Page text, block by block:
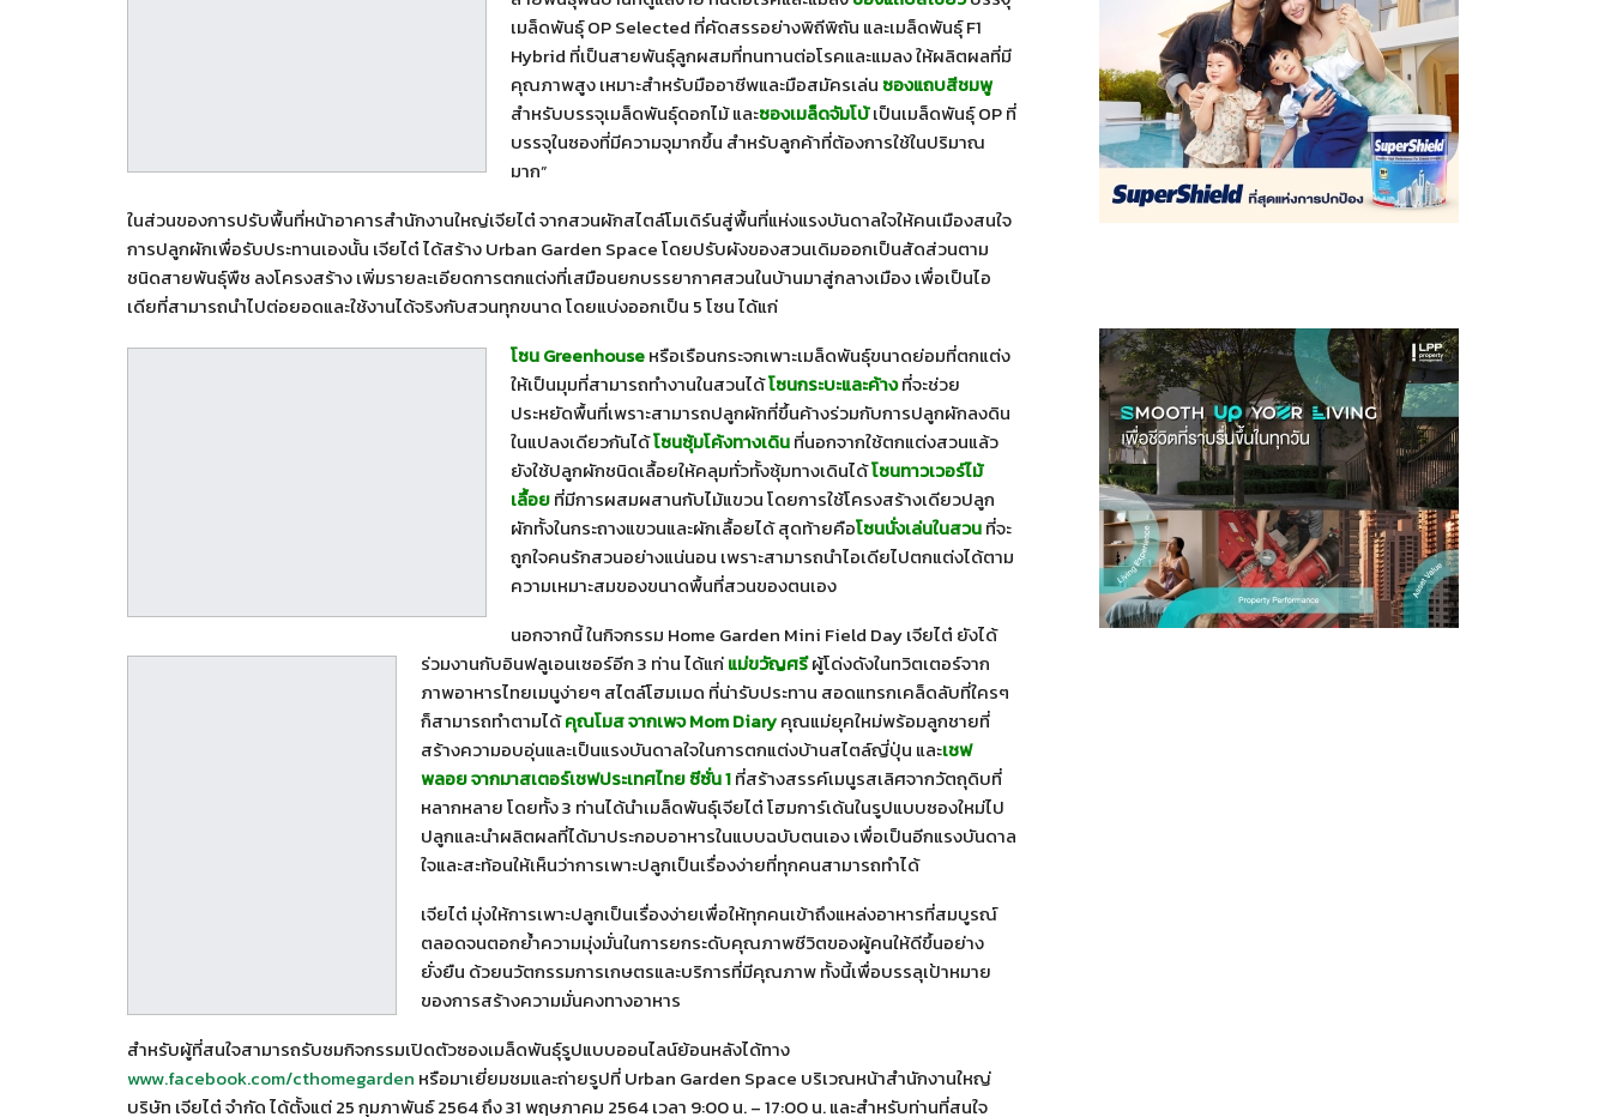
เมล็ดพันธุ์ OP Selected ที่คัดสรรอย่างพิถีพิถัน และเมล็ดพันธุ์ F1
Hybrid ที่เป็นสายพันธุ์ลูกผสมที่ทนทานต่อโรคและแมลง ให้ผลิตผลที่มี
คุณภาพสูง เหมาะสำหรับมืออาชีพและมือสมัครเล่น ซองแถบสีชมพู
สำหรับบรรจุเมล็ดพันธุ์ดอกไม้ และซองเมล็ดจัมโบ้เป็นเมล็ดพันธุ์ OP ที่
บรรจุในซองที่มีความจุมากขึ้น สำหรับลูกค้าที่ต้องการใช้ในปริมาณ
มาก”
ในส่วนของการปรับพื้นที่หน้าอาคารสำนักงานใหญ่เจียไต๋ จากสวนผักสไตล์โมเดิร์นสู่พื้นที่แห่งแรงบันดาลใจให้คนเมืองสนใจ
การปลูกผักเพื่อรับประทานเองนั้น เจียไต๋ ได้สร้าง Urban Garden Space โดยปรับผังของสวนเดิมออกเป็นสัดส่วนตาม
ชนิดสายพันธุ์พืช ลงโครงสร้าง เพิ่มรายละเอียดการตกแต่งที่เสมือนยกบรรยากาศสวนในบ้านมาสู่กลางเมือง เพื่อเป็นไอ
เดียที่สามารถนำไปต่อยอดและใช้งานได้จริงกับสวนทุกขนาด โดยแบ่งออกเป็น 5 โซน ได้แก่
โซนGreenhouseหรือเรือนกระจกเพาะเมล็ดพันธุ์ขนาดย่อมที่ตกแต่ง
ให้เป็นมุมที่สามารถทำงานในสวนได้โซนกระบะและค้างที่จะช่วย
ประหยัดพื้นที่เพราะสามารถปลูกผักที่ขึ้นค้างร่วมกับการปลูกผักลงดิน
ในแปลงเดียวกันได้โซนซุ้มโค้งทางเดินที่นอกจากใช้ตกแต่งสวนแล้ว
ยังใช้ปลูกผักชนิดเลื้อยให้คลุมทั่วทั้งซุ้มทางเดินได้โซนทาวเวอร์ไม้
เลื้อยที่มีการผสมผสานกับไม้แขวน โดยการใช้โครงสร้างเดียวปลูก
ผักทั้งในกระถางแขวนและผักเลื้อยได้ สุดท้ายคือโซนนั่งเล่นในสวนที่จะ
ถูกใจคนรักสวนอย่างแน่นอน เพราะสามารถนำไอเดียไปตกแต่งได้ตาม
ความเหมาะสมของขนาดพื้นที่สวนของตนเอง
นอกจากนี้ ในกิจกรรม Home Garden Mini Field Day เจียไต๋ ยังได้
ร่วมงานกับอินฟลูเอนเซอร์อีก 3 ท่าน ได้แก่แม่ขวัญศรีผู้โด่งดังในทวิตเตอร์จาก
ภาพอาหารไทยเมนูง่ายๆ สไตล์โฮมเมด ที่น่ารับประทาน สอดแทรกเคล็ดลับที่ใครๆ
ก็สามารถทำตามได้คุณโมสจากเพจMom Diaryคุณแม่ยุคใหม่พร้อมลูกชายที่
สร้างความอบอุ่นและเป็นแรงบันดาลใจในการตกแต่งบ้านสไตล์ญี่ปุ่น และเชฟ
พลอย จากมาสเตอร์เชฟประเทศไทย ซีซั่น1ที่สร้างสรรค์เมนูรสเลิศจากวัตถุดิบที่
หลากหลาย โดยทั้ง 3 ท่านได้นำเมล็ดพันธุ์เจียไต๋ โฮมการ์เด้นในรูปแบบซองใหม่ไป
ปลูกและนำผลิตผลที่ได้มาประกอบอาหารในแบบฉบับตนเอง เพื่อเป็นอีกแรงบันดาล
ใจและสะท้อนให้เห็นว่าการเพาะปลูกเป็นเรื่องง่ายที่ทุกคนสามารถทำได้
เจียไต๋ มุ่งให้การเพาะปลูกเป็นเรื่องง่ายเพื่อให้ทุกคนเข้าถึงแหล่งอาหารที่สมบูรณ์
ตลอดจนตอกย้ำความมุ่งมั่นในการยกระดับคุณภาพชีวิตของผู้คนให้ดีขึ้นอย่าง
ยั่งยืน ด้วยนวัตกรรมการเกษตรและบริการที่มีคุณภาพ ทั้งนี้เพื่อบรรลุเป้าหมาย
ของการสร้างความมั่นคงทางอาหาร
สำหรับผู้ที่สนใจสามารถรับชมกิจกรรมเปิดตัวซองเมล็ดพันธุ์รูปแบบออนไลน์ย้อนหลังได้ทาง
www.facebook.com/cthomegarden หรือมาเยี่ยมชมและถ่ายรูปที่ Urban Garden Space บริเวณหน้าสำนักงานใหญ่
บริษัท เจียไต๋ จำกัด ได้ตั้งแต่ 25 กุมภาพันธ์ 2564 ถึง 31 พฤษภาคม 2564 เวลา 9:00 น. – 17:00 น. และสำหรับท่านที่สนใจ